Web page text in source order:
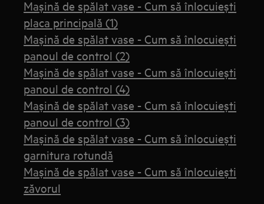
Mașină de spălat vase - Cum să înlocuiești
placa principală (1)
Mașină de spălat vase - Cum să înlocuiești
panoul de control (2)
Mașină de spălat vase - Cum să înlocuiești
panoul de control (4)
Mașină de spălat vase - Cum să înlocuiești
panoul de control (3)
Mașină de spălat vase - Cum să înlocuiești
garnitura rotundă
Mașină de spălat vase - Cum să înlocuiești
zăvorul